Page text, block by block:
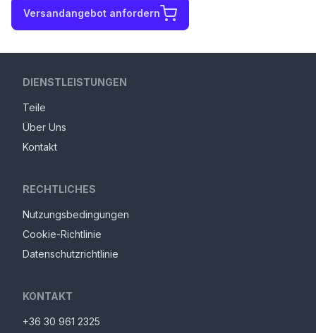
Versandangebot anfordern
DIENSTLEISTUNGEN
Teile
Über Uns
Kontakt
RECHTLICHES
Nutzungsbedingungen
Cookie-Richtlinie
Datenschutzrichtlinie
KONTAKT
+36 30 961 2325